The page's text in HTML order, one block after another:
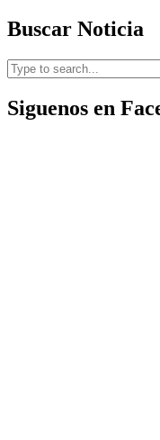
Buscar Noticia
Siguenos en